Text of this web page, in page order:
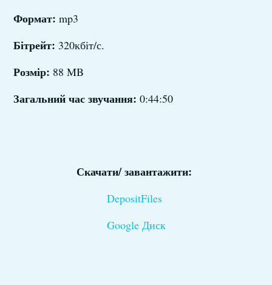
Формат: mp3
Бітрейт: 320кбіт/с.
Розмір: 88 MB
Загальний час звучання: 0:44:50
Скачати/ завантажити:
DepositFiles
Google Диск